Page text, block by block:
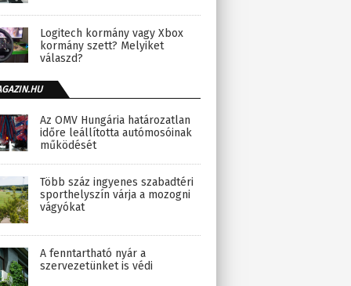
Logitech kormány vagy Xbox
kormány szett? Melyiket
válaszd?
Az OMV Hungária határozatlan
időre leállította autómosóinak
működését
Több száz ingyenes szabadtéri
sporthelyszín várja a mozogni
vágyókat
A fenntartható nyár a
szervezetünket is védi